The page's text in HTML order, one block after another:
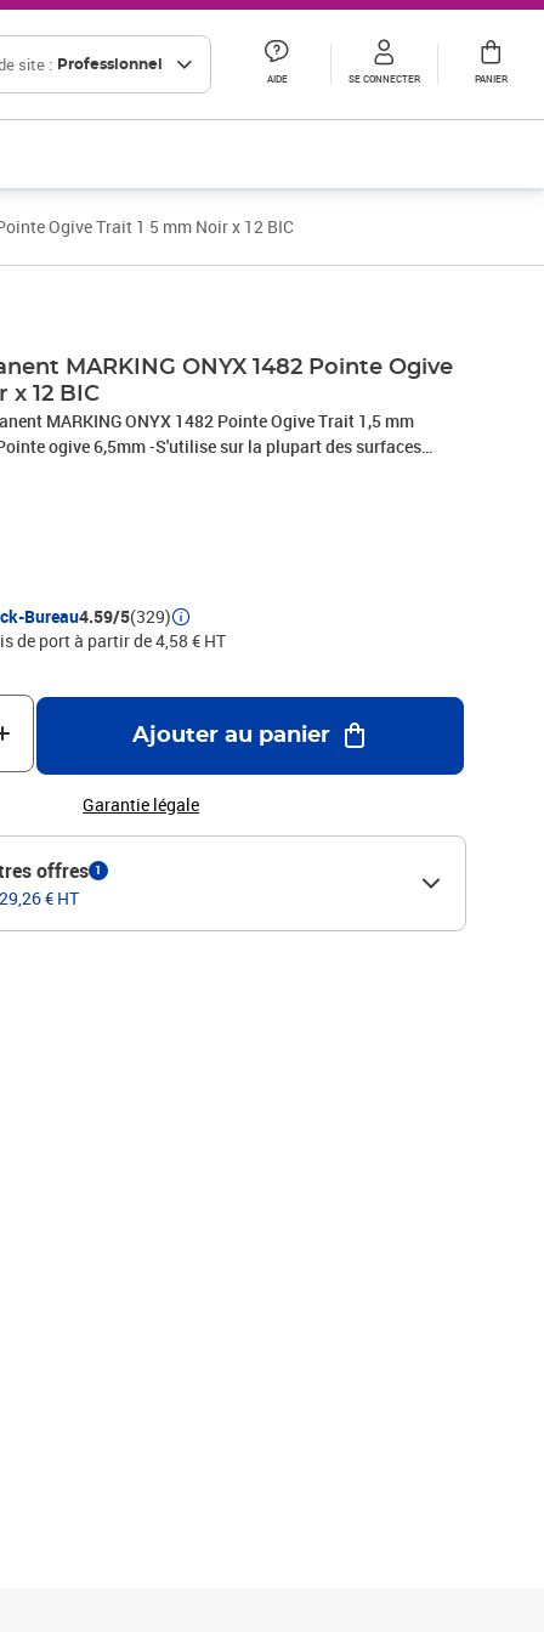
site : Professionnel
AIDE SE CONNECTER PANIER
Ogive Trait 1 5 mm Noir x 12 BIC
MARKING ONYX 1482 Pointe Ogive
x 12 BIC
MARKING ONYX 1482 Pointe Ogive Trait 1,5 mm
ogive 6,5mm -S'utilise sur la plupart des surfaces
métal -Encre à fort pouvoir couvrant et haute
Bureau4.59/5(329)
de port à partir de 4,58 € HT
Ajouter au panier
Garantie légale
offres 1
€ HT